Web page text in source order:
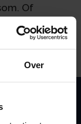
Over
Of
OV is
situatie.